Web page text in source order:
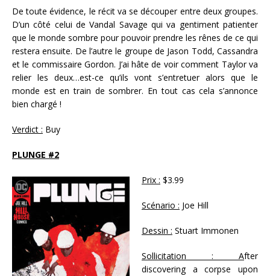
De toute évidence, le récit va se découper entre deux groupes.
D’un côté celui de Vandal Savage qui va gentiment patienter
que le monde sombre pour pouvoir prendre les rênes de ce qui
restera ensuite. De l’autre le groupe de Jason Todd, Cassandra
et le commissaire Gordon. J’ai hâte de voir comment Taylor va
relier les deux…est-ce qu’ils vont s’entretuer alors que le
monde est en train de sombrer. En tout cas cela s’annonce
bien chargé !
Verdict : Buy
PLUNGE #2
Prix : $3.99
Scénario : Joe Hill
Dessin : Stuart Immonen
Sollicitation : After
discovering a corpse upon